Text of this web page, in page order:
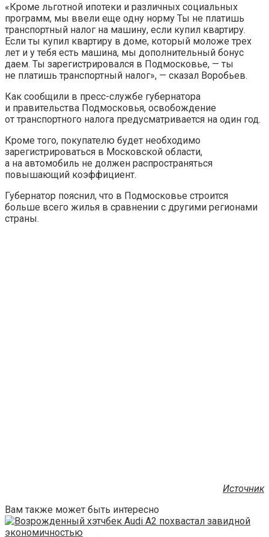
«Кроме льготной ипотеки и различных социальных
программ, мы ввели еще одну норму Ты не платишь
транспортный налог на машину, если купил квартиру.
Если ты купил квартиру в доме, который моложе трех
лет и у тебя есть машина, мы дополнительный бонус
даем. Ты зарегистрировался в Подмосковье, — ты
не платишь транспортный налог», — сказал Воробьев.
Как сообщили в пресс-службе губернатора
и правительства Подмосковья, освобождение
от транспортного налога предусматривается на один год.
Кроме того, покупателю будет необходимо
зарегистрироваться в Московской области,
а на автомобиль не должен распространяться
повышающий коэффициент.
Губернатор пояснил, что в Подмосковье строится
больше всего жилья в сравнении с другими регионами
страны.
Источник
Вам также может быть интересно